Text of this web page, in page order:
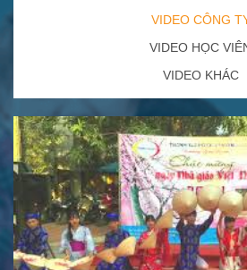
VIDEO CÔNG
VIDEO HỌC
VIDEO KHÁC